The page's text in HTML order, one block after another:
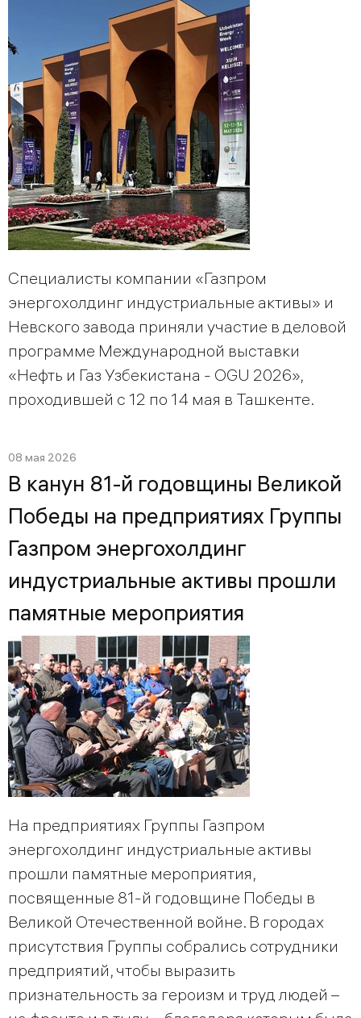
Специалисты компании «Газпром
энергохолдинг индустриальные активы» и
Невского завода приняли участие в деловой
программе Международной выставки
«Нефть и Газ Узбекистана - OGU 2026»,
проходившей с 12 по 14 мая в Ташкенте.
08 мая 2026
В канун 81-й годовщины Великой
Победы на предприятиях Группы
Газпром энергохолдинг
индустриальные активы прошли
памятные мероприятия
На предприятиях Группы Газпром
энергохолдинг индустриальные активы
прошли памятные мероприятия,
посвященные 81-й годовщине Победы в
Великой Отечественной войне. В городах
присутствия Группы собрались сотрудники
предприятий, чтобы выразить
признательность за героизм и труд людей –